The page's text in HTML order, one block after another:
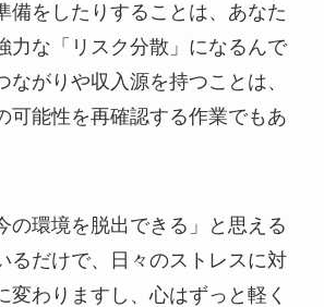
備をしたりすることは、あなた
力な「リスク分散」になるんで
ながりや収入源を持つことは、
可能性を再確認する作業でもあ
の環境を脱出できる」と思える
るだけで、日々のストレスに対
変わりますし、心はずっと軽く